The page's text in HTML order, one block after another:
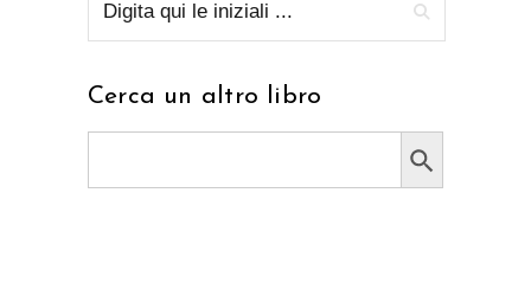
Cerca un altro libro
Search Button